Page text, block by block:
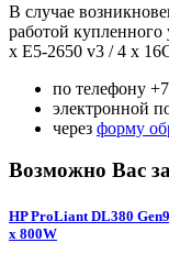
В случае
работой
x E5-2650 v3 / 4 x
по телефону
электронной
через форму
Возможно Вас
HP ProLiant DL380
x 800W